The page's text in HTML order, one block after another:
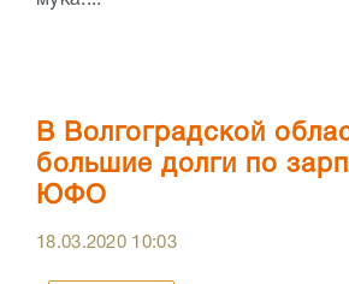
В Волгоградской
большие долги по
ЮФО
18.03.2020 10:03